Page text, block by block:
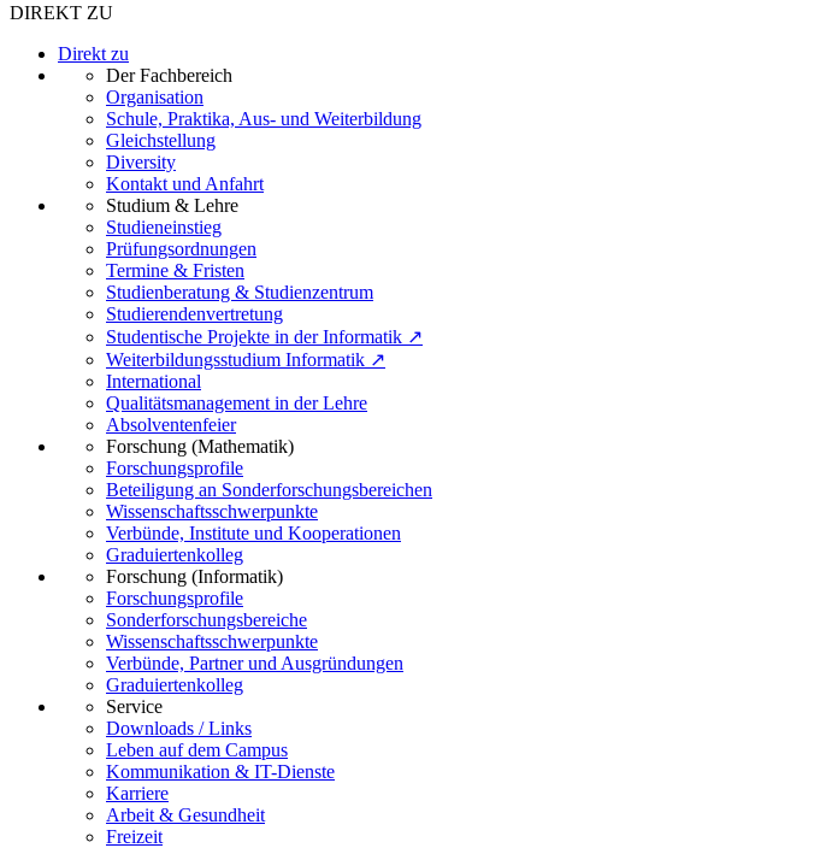
DIREKT ZU
Direkt zu
Der Fachbereich
Organisation
Schule, Praktika, Aus- und Weiterbildung
Gleichstellung
Diversity
Kontakt und Anfahrt
Studium & Lehre
Studieneinstieg
Prüfungsordnungen
Termine & Fristen
Studienberatung & Studienzentrum
Studierendenvertretung
Studentische Projekte in der Informatik ↗
Weiterbildungsstudium Informatik ↗
International
Qualitätsmanagement in der Lehre
Absolventenfeier
Forschung (Mathematik)
Forschungsprofile
Beteiligung an Sonderforschungsbereichen
Wissenschaftsschwerpunkte
Verbünde, Institute und Kooperationen
Graduiertenkolleg
Forschung (Informatik)
Forschungsprofile
Sonderforschungsbereiche
Wissenschaftsschwerpunkte
Verbünde, Partner und Ausgründungen
Graduiertenkolleg
Service
Downloads / Links
Leben auf dem Campus
Kommunikation & IT-Dienste
Karriere
Arbeit & Gesundheit
Freizeit